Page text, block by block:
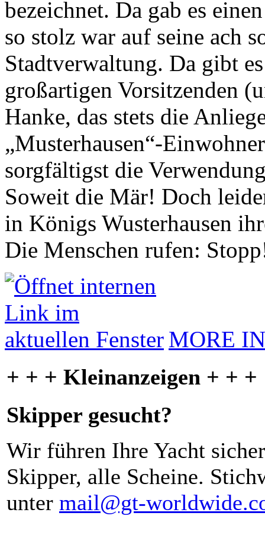
bezeichnet. Da gab es
so stolz war auf seine ach
Stadtverwaltung. Da gibt
großartigen Vorsitzenden
Hanke, das stets die
„Musterhausen“-
sorgfältigst die
Soweit die Mär! Doch
in Königs Wusterhausen
Die Menschen rufen:
MORE
+ + + Kleinanzeigen + + +
Skipper gesucht?
Wir führen Ihre Yacht
Skipper, alle Scheine.
unter mail@gt-